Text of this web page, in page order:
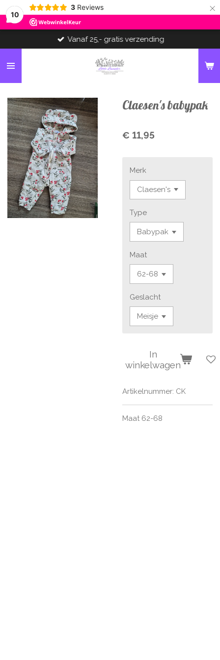
10
3 Reviews ×
Vanaf 25,- gratis verzending
Claesen's babypak
€ 11,95
Merk
Type
Maat
Geslacht
In
winkelwagen
Artikelnummer: CK
Maat 62-68